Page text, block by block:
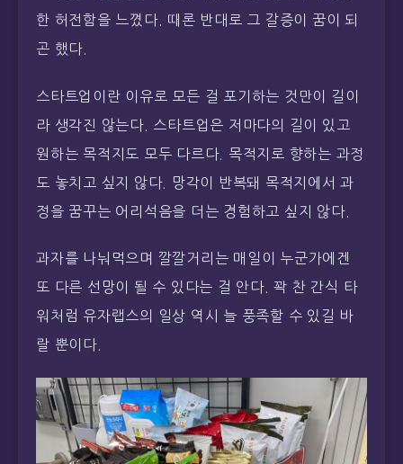
한 허전함을 느꼈다. 때론 반대로 그 갈증이 꿈이 되
곤 했다.
스타트업이란 이유로 모든 걸 포기하는 것만이 길이
라 생각진 않는다. 스타트업은 저마다의 길이 있고
원하는 목적지도 모두 다르다. 목적지로 향하는 과정
도 놓치고 싶지 않다. 망각이 반복돼 목적지에서 과
정을 꿈꾸는 어리석음을 더는 경험하고 싶지 않다.
과자를 나눠먹으며 깔깔거리는 매일이 누군가에겐
또 다른 선망이 될 수 있다는 걸 안다. 꽉 찬 간식 타
워처럼 유자랩스의 일상 역시 늘 풍족할 수 있길 바
랄 뿐이다.